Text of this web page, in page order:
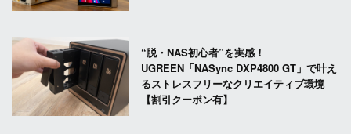
“脱・NAS初心者”を実感！
UGREEN「NASync DXP4800 GT」で叶え
るストレスフリーなクリエイティブ環境
【割引クーポン有】